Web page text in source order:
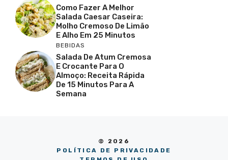
Como Fazer A Melhor
Salada Caesar Caseira:
Molho Cremoso De Limão
E Alho Em 25 Minutos
BEBIDAS
Salada De Atum Cremosa
E Crocante Para O
Almoço: Receita Rápida
De 15 Minutos Para A
Semana
© 2026
POLÍTICA DE PRIVACIDADE